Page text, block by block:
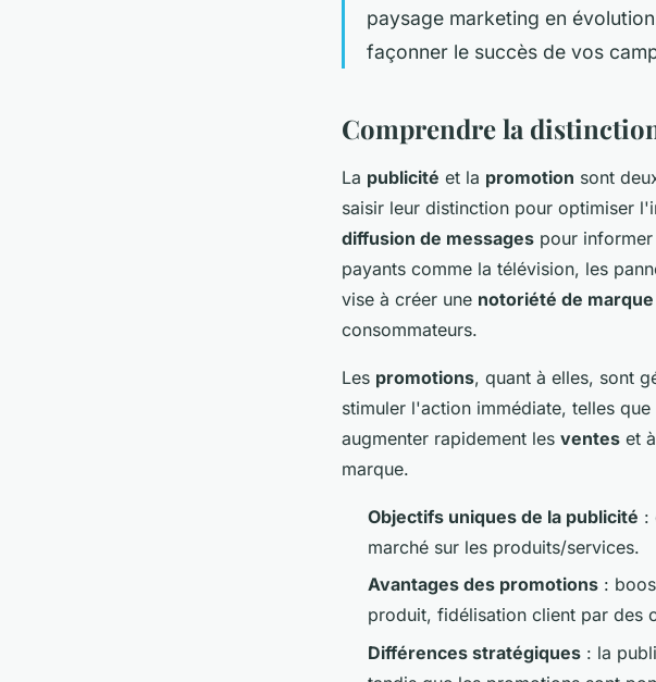
paysage marketing en
façonner le succès de vos
Comprendre la
La publicité et la promotion sont
saisir leur distinction pour optimiser
diffusion de messages pour
payants comme la télévision, les
vise à créer une notoriété de marque
consommateurs.
Les promotions, quant à elles, sont
stimuler l'action immédiate, telles
augmenter rapidement les ventes et
marque.
Objectifs uniques de la publicité :
marché sur les produits/services.
Avantages des promotions :
produit, fidélisation client par des
Différences stratégiques : la